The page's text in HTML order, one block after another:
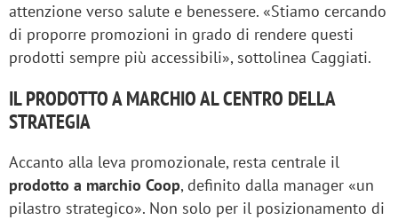
attenzione verso salute e benessere. «Stiamo cercando
di proporre promozioni in grado di rendere questi
prodotti sempre più accessibili», sottolinea Caggiati.
IL PRODOTTO A MARCHIO AL CENTRO DELLA
STRATEGIA
Accanto alla leva promozionale, resta centrale il
prodotto a marchio Coop, definito dalla manager «un
pilastro strategico». Non solo per il posizionamento di